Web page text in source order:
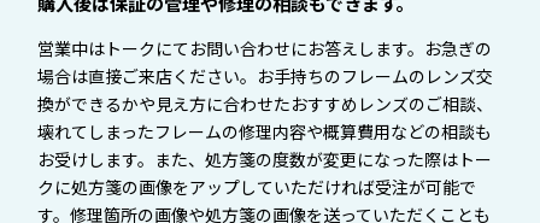
営業中はトークにてお問い合わせにお答えします。お急ぎの
場合は直接ご来店ください。お手持ちのフレームのレンズ交
換ができるかや見え方に合わせたおすすめレンズのご相談、
壊れてしまったフレームの修理内容や概算費用などの相談も
お受けします。また、処方箋の度数が変更になった際はトー
クに処方箋の画像をアップしていただければ受注が可能で
す。修理箇所の画像や処方箋の画像を送っていただくことも